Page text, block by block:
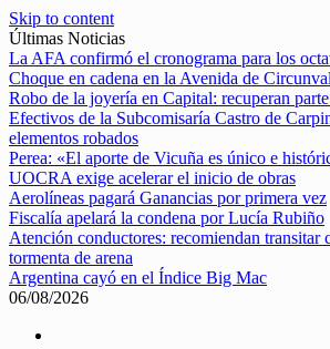
Skip to content
Últimas Noticias
La AFA confirmó el cronograma para los
Choque en cadena en la Avenida de
Robo de la joyería en Capital: recuperan
Efectivos de la Subcomisaría Castro de
elementos robados
Perea: «El aporte de Vicuña es único e
UOCRA exige acelerar el inicio de obras
Aerolíneas pagará Ganancias por primera vez
Fiscalía apelará la condena por Lucía Rubiño
Atención conductores: recomiendan transitar
tormenta de arena
Argentina cayó en el Índice Big Mac
06/08/2026